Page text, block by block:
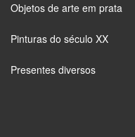
Objetos de arte em prata
Pinturas do século XX
Presentes diversos